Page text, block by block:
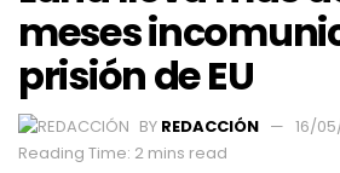
meses
prisión de EU
BY REDACCIÓN
16/
Reading Time: 2 mins read